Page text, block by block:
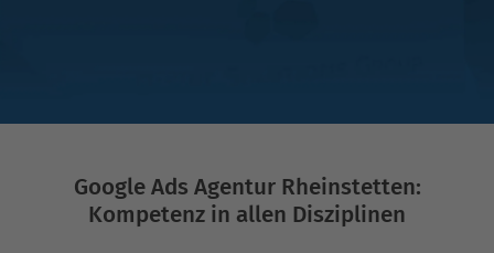
Google Ads Agentur Rheinstetten:
Kompetenz in allen Disziplinen